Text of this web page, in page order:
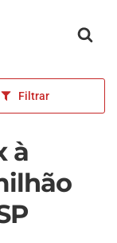
Filtrar
à